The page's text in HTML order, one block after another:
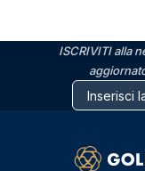
ISCRIVITI alla